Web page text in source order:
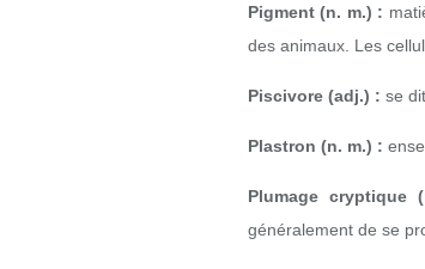
Pigment (n. m.) :
des animaux. Les
Piscivore (adj.) : se
Plastron (n. m.) :
Plumage cryptique
généralement de se